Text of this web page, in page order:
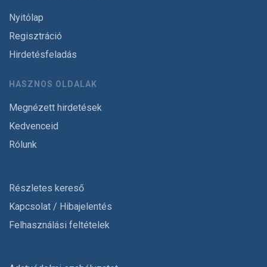
Nyitólap
Regisztráció
Hirdetésfeladás
HASZNOS OLDALAK
Megnézett hirdetések
Kedvenceid
Rólunk
Részletes kereső
Kapcsolat / Hibajelentés
Felhasználási feltételek